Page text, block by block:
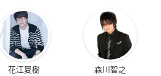
花江夏樹 森川智之